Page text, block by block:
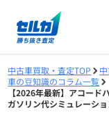
中古車買取・査定TOP
車の豆知識のコラム一覧
【2026年最新】アコー
ガソリン代シミュレーシ